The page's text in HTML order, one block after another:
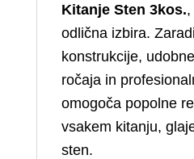
Kitanje Sten 3kos.
odlična izbira.
konstrukcije,
ročaja in
omogoča popolne
vsakem kitanju,
sten.